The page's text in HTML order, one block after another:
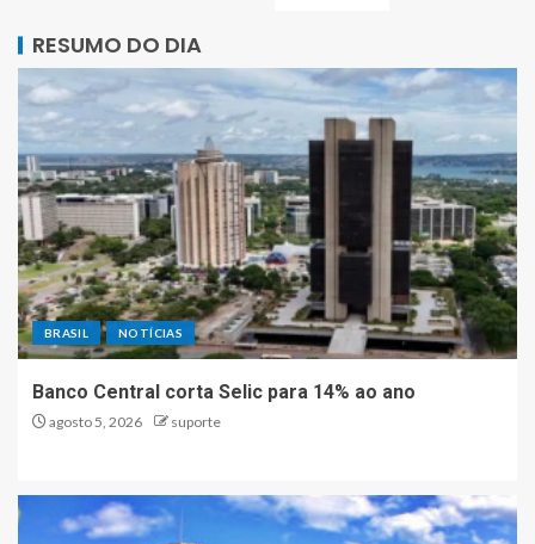
RESUMO DO DIA
BRASIL NOTÍCIAS
Banco Central corta Selic para 14% ao ano
agosto 5, 2026 suporte